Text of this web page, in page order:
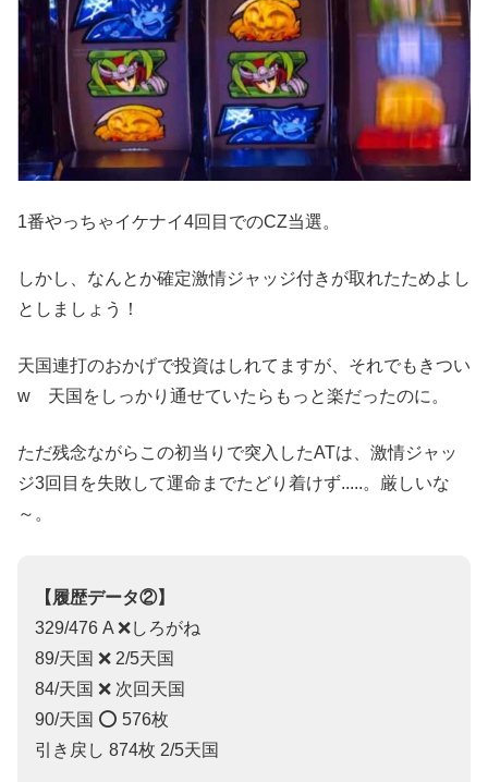
1番やっちゃイケナイ4回目でのCZ当選。
しかし、なんとか確定激情ジャッジ付きが取れたためよし
としましょう！
天国連打のおかげで投資はしれてますが、それでもきつい
w 天国をしっかり通せていたらもっと楽だったのに。
ただ残念ながらこの初当りで突入したATは、激情ジャッ
ジ3回目を失敗して運命までたどり着けず.....。厳しいな
～。
【履歴データ②】
329/476 A ❌しろがね
89/天国 ❌ 2/5天国
84/天国 ❌ 次回天国
90/天国 ⭕️ 576枚
引き戻し 874枚 2/5天国